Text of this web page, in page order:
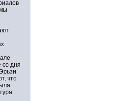
со дня
что